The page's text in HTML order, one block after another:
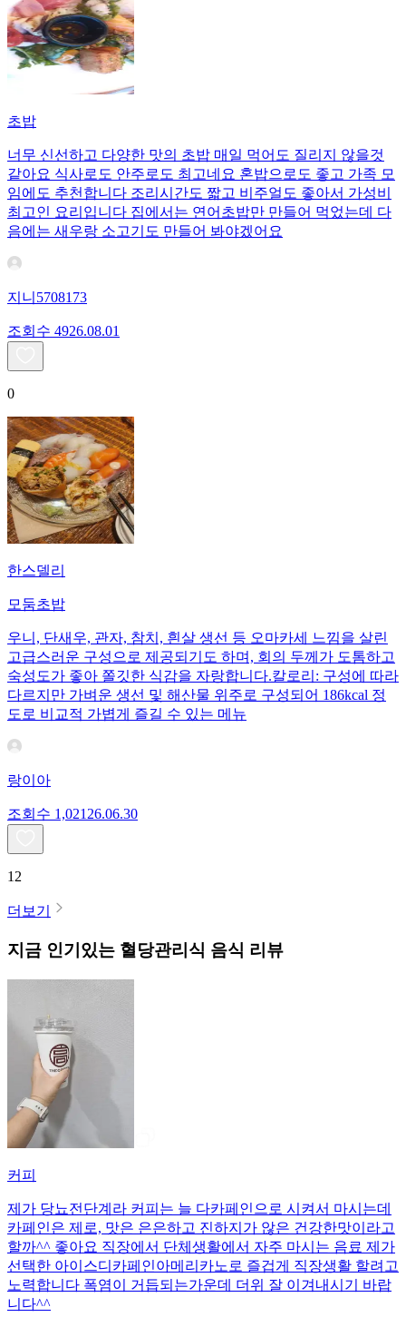
초밥
너무 신선하고 다양한 맛의 초밥 매일 먹어도 질리지 않을것
같아요 식사로도 안주로도 최고네요 혼밥으로도 좋고 가족 모
임에도 추천합니다 조리시간도 짧고 비주얼도 좋아서 가성비
최고인 요리입니다 집에서는 연어초밥만 만들어 먹었는데 다
음에는 새우랑 소고기도 만들어 봐야겠어요
지니5708173
조회수 4926.08.01
0
한스델리
모둠초밥
우니, 단새우, 관자, 참치, 흰살 생선 등 오마카세 느낌을 살린
고급스러운 구성으로 제공되기도 하며, 회의 두께가 도톰하고
숙성도가 좋아 쫄깃한 식감을 자랑합니다.칼로리: 구성에 따라
다르지만 가벼운 생선 및 해산물 위주로 구성되어 186kcal 정
도로 비교적 가볍게 즐길 수 있는 메뉴
랑이아
조회수 1,021 26.06.30
12
더보기
지금 인기있는 혈당관리식 음식 리뷰
커피
제가 당뇨전단계라 커피는 늘 다카페인으로 시켜서 마시는데
카페인은 제로, 맛은 은은하고 진하지가 않은 건강한맛이라고
할까^^ 좋아요 직장에서 단체생활에서 자주 마시는 음료 제가
선택한 아이스디카페인아메리카노로 즐겁게 직장생활 할려고
노력합니다 폭염이 거듭되는가운데 더위 잘 이겨내시기 바랍
니다^^